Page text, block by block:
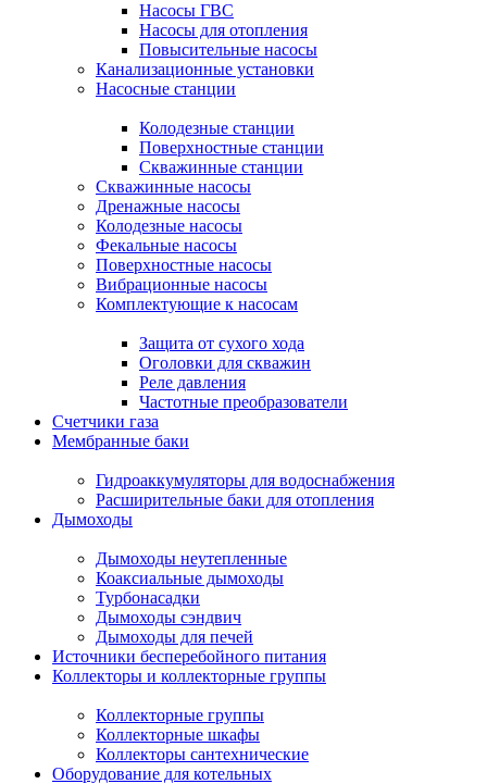
Насосы ГВС
Насосы для отопления
Повысительные насосы
Канализационные установки
Насосные станции
Колодезные станции
Поверхностные станции
Скважинные станции
Скважинные насосы
Дренажные насосы
Колодезные насосы
Фекальные насосы
Поверхностные насосы
Вибрационные насосы
Комплектующие к насосам
Защита от сухого хода
Оголовки для скважин
Реле давления
Частотные преобразователи
Счетчики газа
Мембранные баки
Гидроаккумуляторы для водоснабжения
Расширительные баки для отопления
Дымоходы
Дымоходы неутепленные
Коаксиальные дымоходы
Турбонасадки
Дымоходы сэндвич
Дымоходы для печей
Источники бесперебойного питания
Коллекторы и коллекторные группы
Коллекторные группы
Коллекторные шкафы
Коллекторы сантехнические
Оборудование для котельных